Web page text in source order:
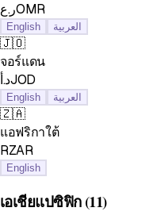
ر.عOMR
English العربية
🇯🇴
จอร์แดน
د.أJOD
English العربية
🇿🇦
แอฟริกาใต้
RZAR
English
เอเชียแปซิฟิก(11)